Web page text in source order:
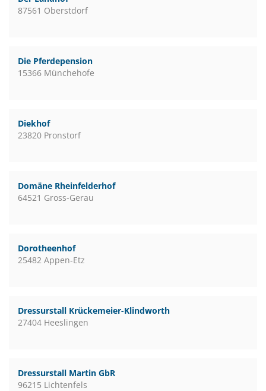
87561 Oberstdorf
Die Pferdepension
15366 Münchehofe
Diekhof
23820 Pronstorf
Domäne Rheinfelderhof
64521 Gross-Gerau
Dorotheenhof
25482 Appen-Etz
Dressurstall Krückemeier-Klindworth
27404 Heeslingen
Dressurstall Martin GbR
96215 Lichtenfels